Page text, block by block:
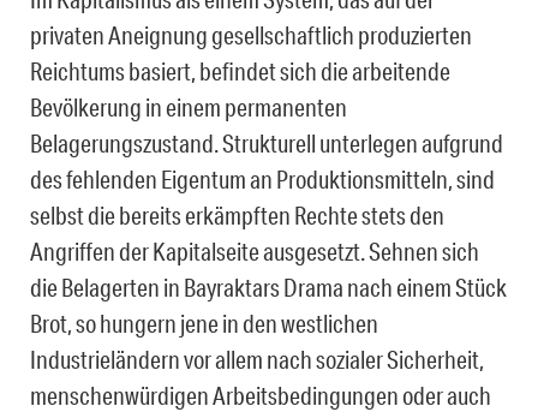
privaten Aneignung gesellschaftlich produzierten
Reichtums basiert, befindet sich die arbeitende
Bevölkerung in einem permanenten
Belagerungszustand. Strukturell unterlegen aufgrund
des fehlenden Eigentum an Produktionsmitteln, sind
selbst die bereits erkämpften Rechte stets den
Angriffen der Kapitalseite ausgesetzt. Sehnen sich
die Belagerten in Bayraktars Drama nach einem Stück
Brot, so hungern jene in den westlichen
Industrieländern vor allem nach sozialer Sicherheit,
menschenwürdigen Arbeitsbedingungen oder auch